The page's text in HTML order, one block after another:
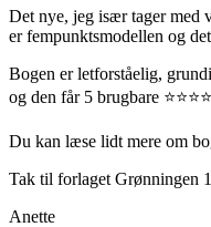
Det nye, jeg især tager med
er fempunktsmodellen og
Bogen er letforståelig,
og den får 5 brugbare
Du kan læse lidt mere om
Tak til forlaget Grønningen
Anette